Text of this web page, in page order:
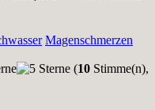
Magenschmerzen
(10 Stimme(n),